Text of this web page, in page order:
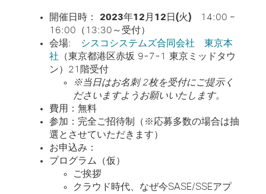
開催日時： 2023年12 月 12 日(火)14:00 –
16:00（13:30～受付）
会場:
シスコシステムズ合同会社 東京本
社 （東京都港区赤坂 9-7-1 東京ミッドタウ
ン） 21 階受付
※当日はお名刺2枚を受付にご提示く
ださいますようお願いいたします。
費用： 無料
参加：完全ご招待制
（※応募多数の場合は抽
選とさせていただきます）
お申込み：
プログラム（仮）
ご挨拶
クラウド時代、なぜ今SASE/SSEアプ